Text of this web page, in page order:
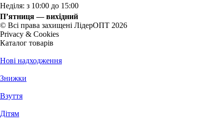
Неділя: з 10:00 до 15:00
П’ятниця — вихідний
© Всі права захищені ЛідерОПТ 2026
Privacy & Cookies
Каталог товарів
Нові надходження
Знижки
Взуття
Дітям